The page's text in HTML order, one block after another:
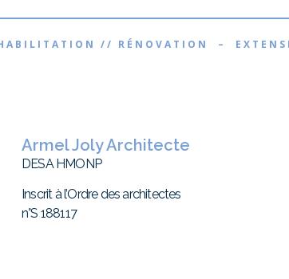
// RÉNOVATION –
Armel Joly Architecte
DESA HMONP
Inscrit à l’Ordre des architectes
n°S 188117